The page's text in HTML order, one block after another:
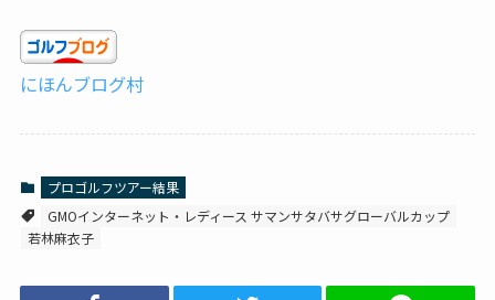
にほんブログ村
プロゴルフツアー結果
GMOインターネット・レディース サマンサタバサグローバルカップ
若林麻衣子